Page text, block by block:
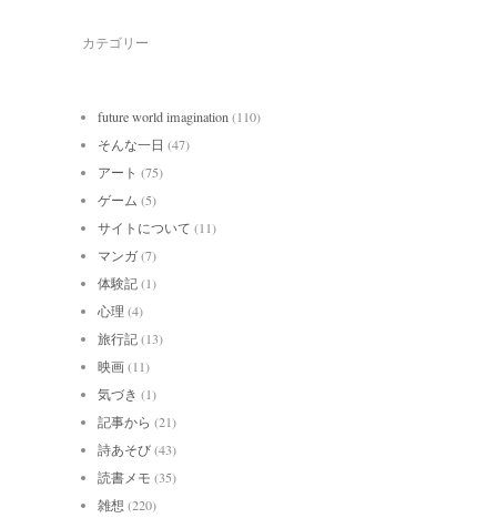
カテゴリー
future world imagination(110)
そんな一日 (47)
アート (75)
ゲーム (5)
サイトについて (11)
マンガ(7)
体験記(1)
心理 (4)
旅行記(13)
映画(11)
気づき (1)
記事から (21)
詩あそび(43)
読書メモ (35)
雑想 (220)